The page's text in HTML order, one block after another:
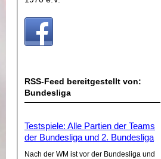
RSS-Feed bereitgestellt von:
Bundesliga
Testspiele: Alle Partien der Teams
der Bundesliga und 2. Bundesliga
Nach der WM ist vor der Bundesliga und